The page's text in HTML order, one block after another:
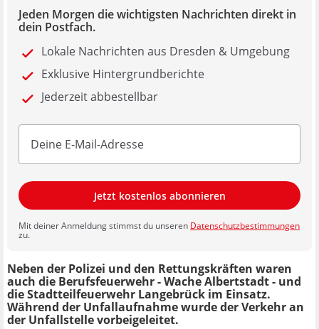
Jeden Morgen die wichtigsten Nachrichten direkt in
dein Postfach.
Lokale Nachrichten aus Dresden & Umgebung
Exklusive Hintergrundberichte
Jederzeit abbestellbar
Jetzt kostenlos abonnieren
Mit deiner Anmeldung stimmst du unseren Datenschutzbestimmungen
zu.
Neben der Polizei und den Rettungskräften waren
auch die Berufsfeuerwehr - Wache Albertstadt - und
die Stadtteilfeuerwehr Langebrück im Einsatz.
Während der Unfallaufnahme wurde der Verkehr an
der Unfallstelle vorbeigeleitet.